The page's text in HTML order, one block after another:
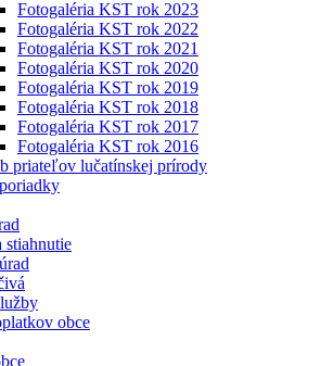
Fotogaléria KST rok 2023
Fotogaléria KST rok 2022
Fotogaléria KST rok 2021
Fotogaléria KST rok 2020
Fotogaléria KST rok 2019
Fotogaléria KST rok 2018
Fotogaléria KST rok 2017
Fotogaléria KST rok 2016
priateľov lučatínskej prírody
stiahnutie
obce